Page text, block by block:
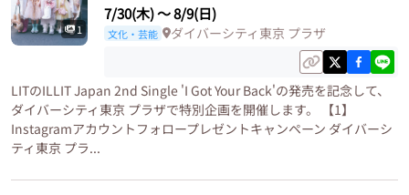
1
7/30(木)〜8/9(日)
文化・芸能 ダイバーシティ東京 プラザ
LITのILLIT Japan 2nd Single 'I Got Your Back'の発売を記念して、
ダイバーシティ東京 プラザで特別企画を開催します。 【1】
Instagramアカウントフォロープレゼントキャンペーン ダイバーシ
ティ東京 プラ...